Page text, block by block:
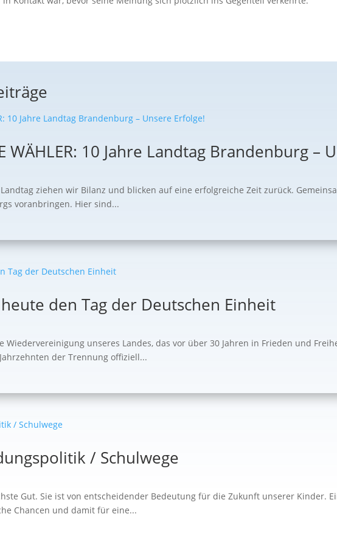
WÄHLER: 10 Jahre Landtag Brandenburg –
ziehen wir Bilanz und blicken auf eine erfolgreiche Zeit zurück.
voranbringen. Hier sind...
den Tag der Deutschen Einheit
Wiedervereinigung unseres Landes, das vor über 30 Jahren in Frieden und
der Trennung offiziell...
/ Schulwege
Gut. Sie ist von entscheidender Bedeutung für die Zukunft unserer Kinder.
Chancen und damit für eine...